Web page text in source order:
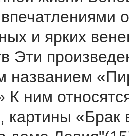
и ярких
Эти
на­званием
К ним
картины